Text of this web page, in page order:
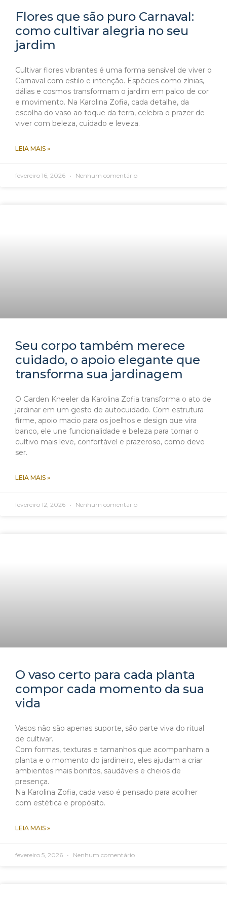
Flores que são puro Carnaval:
como cultivar alegria no seu
jardim
Cultivar flores vibrantes é uma forma sensível de viver o
Carnaval com estilo e intenção. Espécies como zínias,
dálias e cosmos transformam o jardim em palco de cor
e movimento. Na Karolina Zofia, cada detalhe, da
escolha do vaso ao toque da terra, celebra o prazer de
viver com beleza, cuidado e leveza.
LEIA MAIS »
fevereiro 16, 2026 Nenhum comentário
Seu corpo também merece
cuidado, o apoio elegante que
transforma sua jardinagem
O Garden Kneeler da Karolina Zofia transforma o ato de
jardinar em um gesto de autocuidado. Com estrutura
firme, apoio macio para os joelhos e design que vira
banco, ele une funcionalidade e beleza para tornar o
cultivo mais leve, confortável e prazeroso, como deve
ser.
LEIA MAIS »
fevereiro 12, 2026 Nenhum comentário
O vaso certo para cada planta
compor cada momento da sua
vida
Vasos não são apenas suporte, são parte viva do ritual
de cultivar.
Com formas, texturas e tamanhos que acompanham a
planta e o momento do jardineiro, eles ajudam a criar
ambientes mais bonitos, saudáveis e cheios de
presença.
Na Karolina Zofia, cada vaso é pensado para acolher
com estética e propósito.
LEIA MAIS »
fevereiro 5, 2026 Nenhum comentário